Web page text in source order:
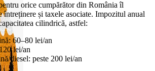
orice cumpărător din România îl
întreținere și taxele asociate. Impozitul anual
cilindrică, astfel:
60–80 lei/an
lei/an
diesel: peste 200 lei/an